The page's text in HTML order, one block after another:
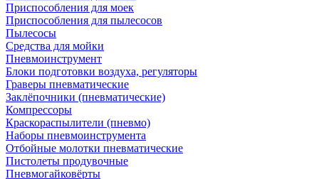
Приспособления для моек
Приспособления для пылесосов
Пылесосы
Средства для мойки
Пневмоинструмент
Блоки подготовки воздуха, регуляторы
Граверы пневматические
Заклёпочники (пневматические)
Компрессоры
Краскораспылители (пневмо)
Наборы пневмоинструмента
Отбойные молотки пневматические
Пистолеты продувочные
Пневмогайковёрты